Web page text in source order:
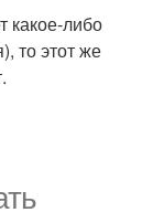
какое-либо
то этот же